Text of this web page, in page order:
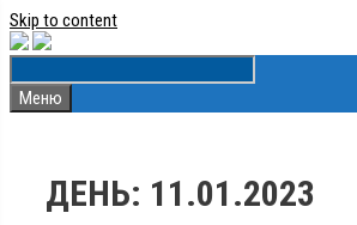
Skip to content
Меню
ДЕНЬ: 11.01.2023